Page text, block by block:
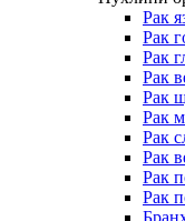
Рак
Рак
Рак
Рак
Рак
Рак
Рак
Рак
Рак
Рак